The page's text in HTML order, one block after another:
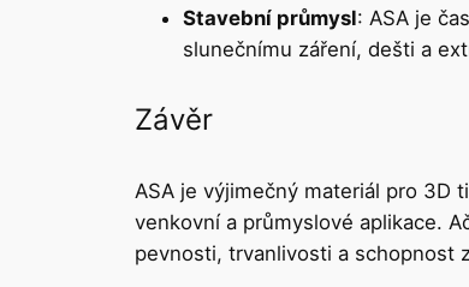
Stavební průmysl: ASA je
slunečnímu záření, dešti a
Závěr
ASA je výjimečný materiál pro 3D
venkovní a průmyslové aplikace.
pevnosti, trvanlivosti a schopnost